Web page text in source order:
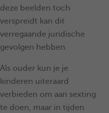
deze beelden toch
verspreidt kan dit
verregaande juridische
gevolgen hebben.
Als ouder kun je je
kinderen uiteraard
verbieden om aan sexting
te doen, maar in tijden